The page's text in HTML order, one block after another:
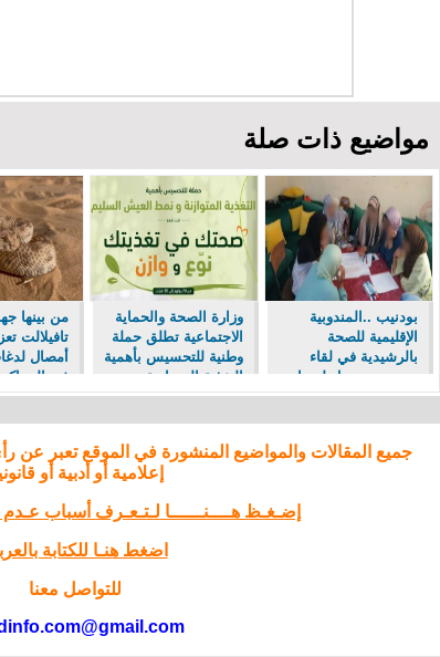
مواضيع ذات صلة
بودنيب ..المندوبية
الإقليمية للصحة
بالرشيدية في لقاء
تحسيسي حول لسعات
العقارب والأفاعي
وزارة الصحة والحماية
الاجتماعية تطلق حملة
وطنية للتحسيس بأهمية
التغذية المتوازنة
والمتنوعة.
من بينها
تافيلالت
أمصال
في
جميع المقالات والمواضيع المنشورة في الموقع تعبر عن
إعلامية أو أدبية أو
إضـغـظ هــــنــــــا لـتـعـرف أسباب عـدم
اضغط هنـا للكتابة
للتواصل معنا